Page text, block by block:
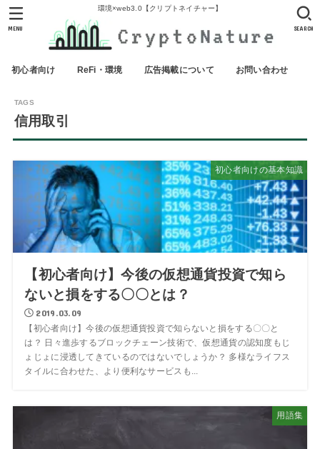
環境×web3.0【クリプトネイチャー】
初心者向け ReFi・環境 広告掲載について お問い合わせ
SEARCH
MENU
信用取引
初心者向けの基本知識
【初心者向け】今後の仮想通貨投資で知ら
ないと損をする〇〇とは？
2019.03.09
【初心者向け】今後の仮想通貨投資で知らないと損をする〇〇と
は？ 日々進歩するブロックチェーン技術で、仮想通貨の認知度もじ
ょじょに浸透してきているのではないでしょうか？ 多様なライフス
タイルに合わせた、より便利なサービスも...
用語集